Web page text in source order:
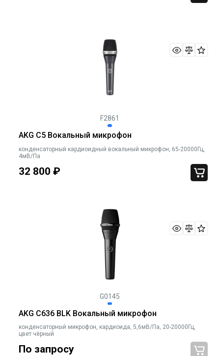
F2861
AKG C5 Вокальный микрофон
конденсаторный кардиоидный вокальный микрофон, 65-20000Гц,
4мВ/Па
32 800 ₽
G0145
AKG C636 BLK Вокальный микрофон
конденсаторный микрофон, кардиоида, 5,6мВ/Па, 20-20000Гц,
цвет чёрный
По запросу